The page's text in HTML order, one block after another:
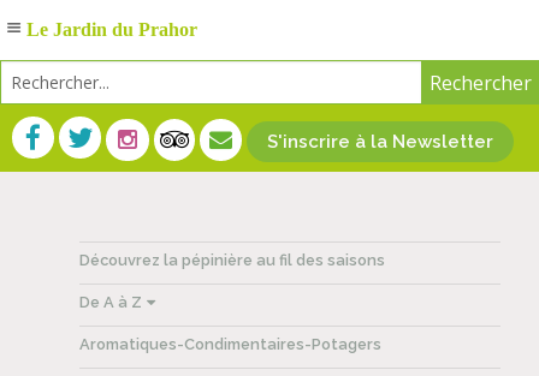
S'inscrire à la Newsletter
Découvrez la pépinière au fil des saisons
De A à Z
Aromatiques-Condimentaires-Potagers
Le Jardin du Prahor